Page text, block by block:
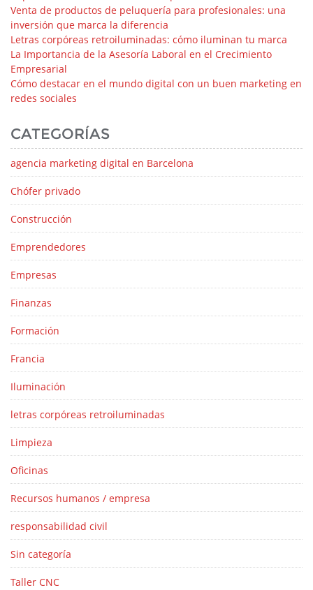
Venta de productos de peluquería para profesionales: una
inversión que marca la diferencia
Letras corpóreas retroiluminadas: cómo iluminan tu marca
La Importancia de la Asesoría Laboral en el Crecimiento
Empresarial
Cómo destacar en el mundo digital con un buen marketing en
redes sociales
CATEGORÍAS
agencia marketing digital en Barcelona
Chófer privado
Construcción
Emprendedores
Empresas
Finanzas
Formación
Francia
Iluminación
letras corpóreas retroiluminadas
Limpieza
Oficinas
Recursos humanos / empresa
responsabilidad civil
Sin categoría
Taller CNC